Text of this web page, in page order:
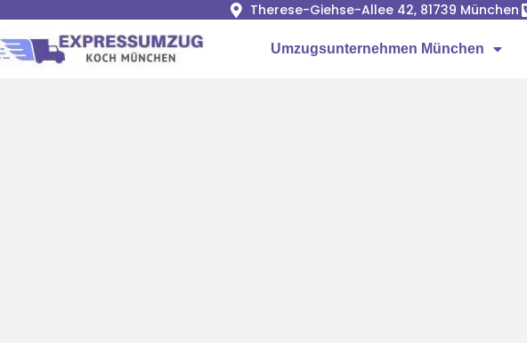
Therese-Giehse-Allee 42, 81739 München
Umzugsunternehmen München